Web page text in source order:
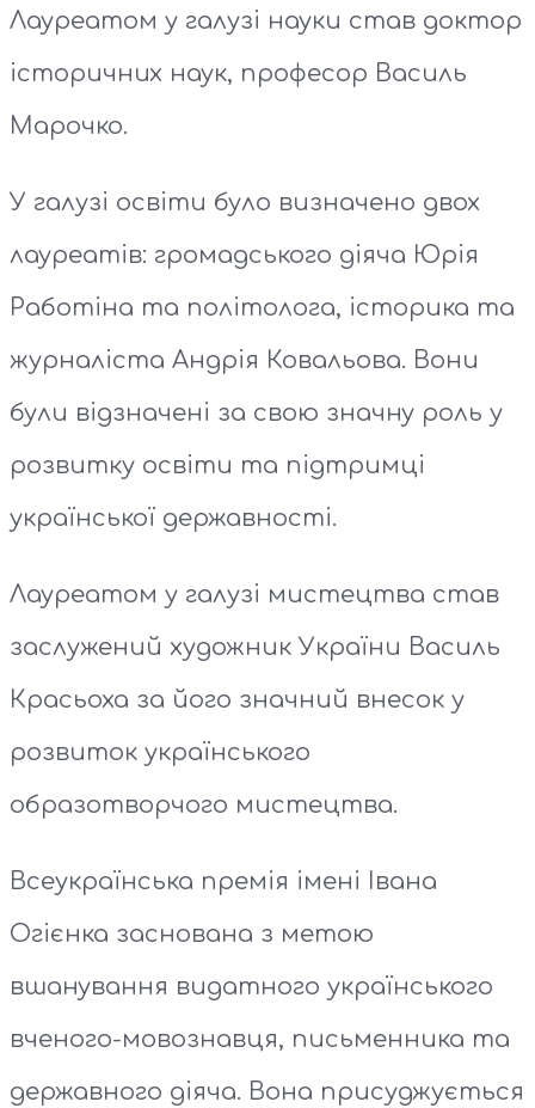
Лауреатом у галузі науки став доктор
історичних наук, професор Василь
Марочко.
У галузі освіти було визначено двох
лауреатів: громадського діяча Юрія
Работіна та політолога, історика та
журналіста Андрія Ковальова. Вони
були відзначені за свою значну роль у
розвитку освіти та підтримці
української державності.
Лауреатом у галузі мистецтва став
заслужений художник України Василь
Красьоха за його значний внесок у
розвиток українського
образотворчого мистецтва.
Всеукраїнська премія імені Івана
Огієнка заснована з метою
вшанування видатного українського
вченого-мовознавця, письменника та
державного діяча. Вона присуджується